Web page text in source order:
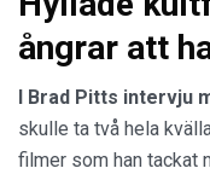
ångrar att
I Brad Pitts intervju
skulle ta två hela
filmer som han tackat